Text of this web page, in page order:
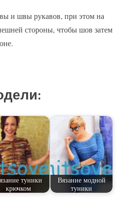
и швы рукавов, при этом на
стороны, чтобы шов затем
туники
крючком
Вязание модной
туники